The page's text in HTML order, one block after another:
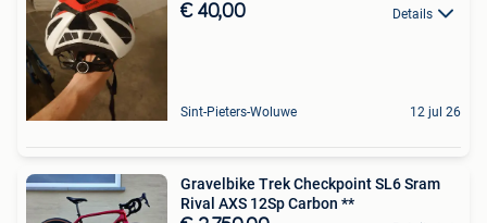
€ 40,00 Details
Sint-Pieters-Woluwe 12 jul 26
Gravelbike Trek Checkpoint SL6 Sram
Rival AXS 12Sp Carbon **